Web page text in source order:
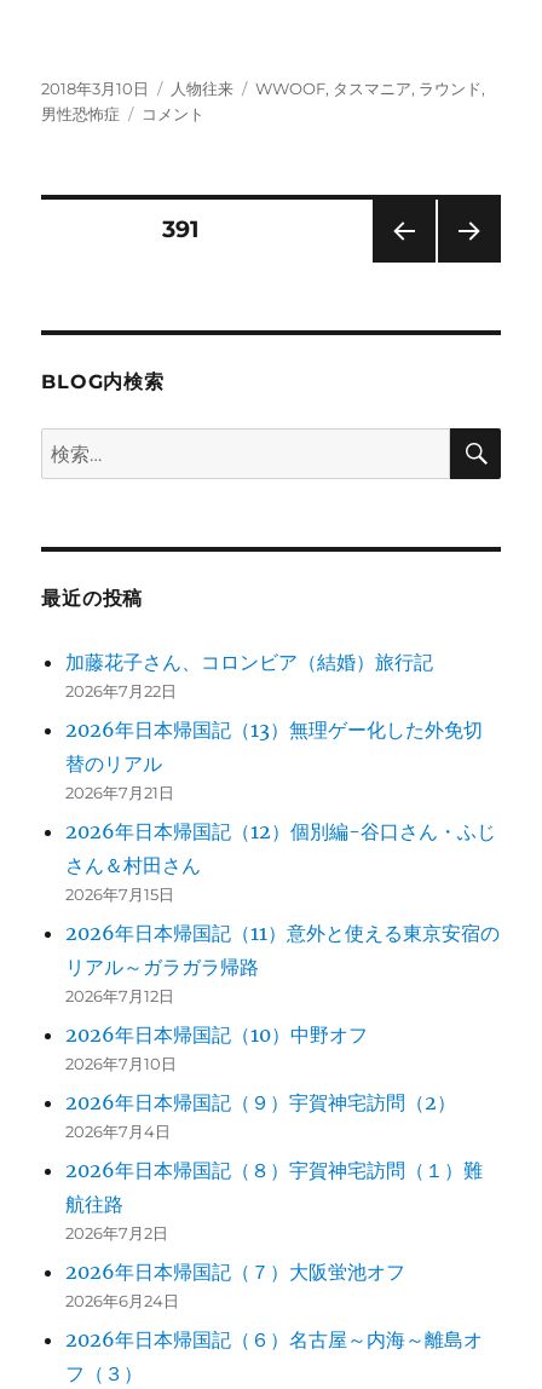
投
稿
2018年3月10日
カ
テ
人物往来
タ
WWOOF, タスマニア, ラウンド,
男性恐怖症
沙
ド
信
ア
思
と
に
コメント
の
ー
送
り
固定ページ391
BLOG内検索
検
索:
検
最近の投稿
加藤花子さん、コロンビア（結婚）旅行記
2026年7月22日
2026年日本帰国記（13）無理ゲー化した外免切
替のリアル
2026年7月21日
2026年日本帰国記（12）個別編-谷口さん・ふじ
さん＆村田さん
2026年7月15日
2026年日本帰国記（11）意外と使える東京安宿の
リアル～ガラガラ帰路
2026年7月12日
2026年日本帰国記（10）中野オフ
2026年7月10日
2026年日本帰国記（９）宇賀神宅訪問（2）
2026年7月4日
2026年日本帰国記（８）宇賀神宅訪問（１）難
航往路
2026年7月2日
2026年日本帰国記（７）大阪蛍池オフ
2026年6月24日
2026年日本帰国記（６）名古屋～内海～離島オ
フ（３）